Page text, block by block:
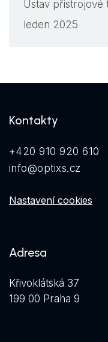
Ústav přístrojové
leden 2025
Kontakty
+420 910 920 610
info@optixs.cz
Nastavení cookies
Adresa
Křivoklátská 37
199 00 Praha 9